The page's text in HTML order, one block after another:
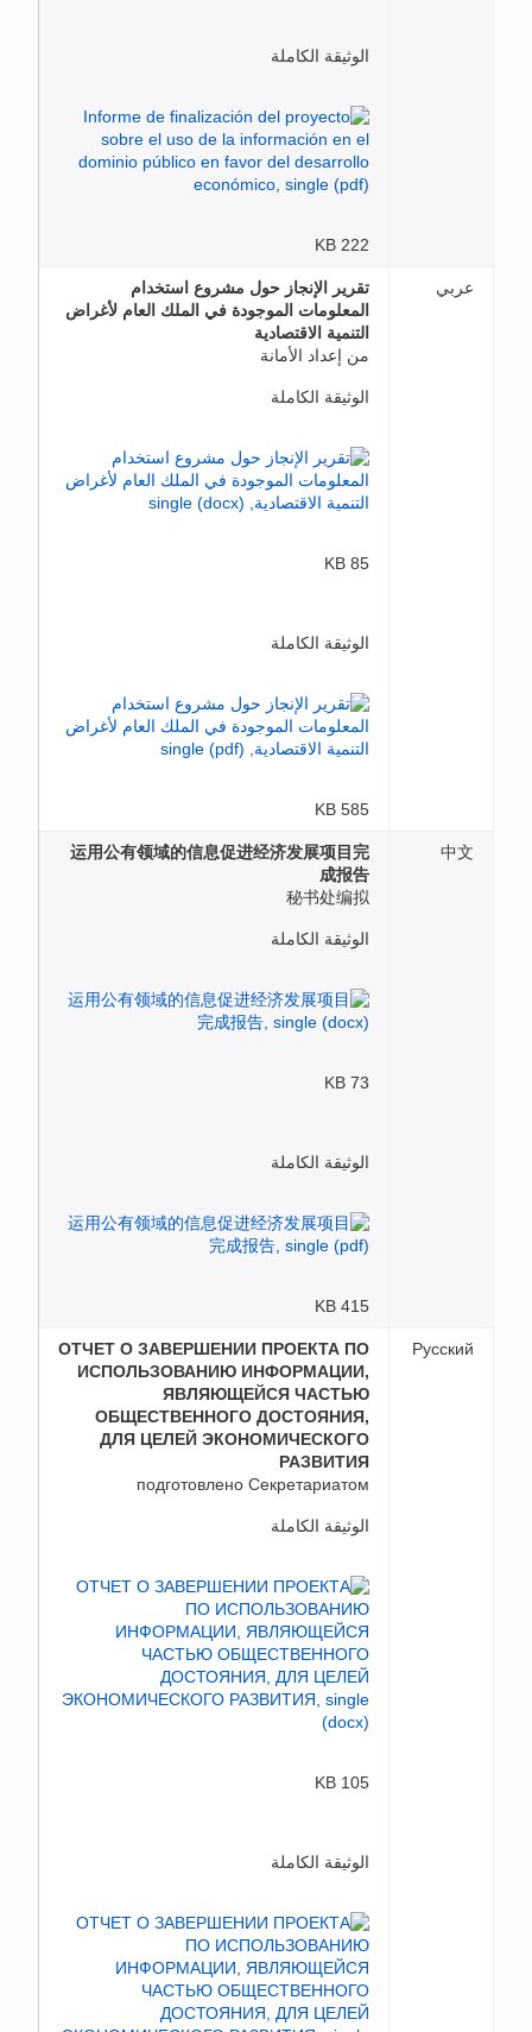
الوثيقة الكاملة
222 KB
عربي
تقرير الإنجاز حول مشروع استخدام
المعلومات الموجودة في الملك العام لأغراض
التنمية الاقتصادية
من إعداد الأمانة
الوثيقة الكاملة
85 KB
الوثيقة الكاملة
585 KB
中文
运用公有领域的信息促进经济发展项目完
成报告
秘书处编拟
الوثيقة الكاملة
73 KB
الوثيقة الكاملة
415 KB
Русский
ОТЧЕТ О ЗАВЕРШЕНИИ ПРОЕКТА ПО
ИСПОЛЬЗОВАНИЮ ИНФОРМАЦИИ,
ЯВЛЯЮЩЕЙСЯ ЧАСТЬЮ
ОБЩЕСТВЕННОГО ДОСТОЯНИЯ,
ДЛЯ ЦЕЛЕЙ ЭКОНОМИЧЕСКОГО
РАЗВИТИЯ
подготовлено Секретариатом
الوثيقة الكاملة
105 KB
الوثيقة الكاملة